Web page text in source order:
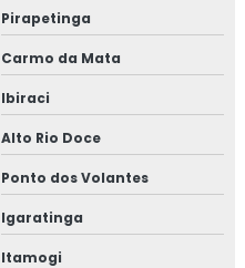
Pirapetinga
Carmo da Mata
Ibiraci
Alto Rio Doce
Ponto dos Volantes
Igaratinga
Itamogi